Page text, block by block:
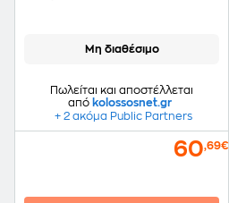
Μη διαθέσιμο
Πωλείται και αποστέλλεται
από kolossosnet.gr
+ 2 ακόμα Public Partners
60,69€